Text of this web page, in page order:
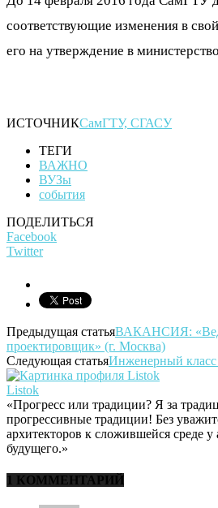
соответствующие изменения в
его на утверждение в
ИСТОЧНИКСамГТУ, СГАСУ
ТЕГИ
ВАЖНО
ВУЗы
события
ПОДЕЛИТЬСЯ
Facebook
Twitter
Предыдущая статьяВАКАНСИЯ:
проектировщик» (г. Москва)
Следующая статьяИнженерный класс
Listok
«Прогресс или традиции? Я за
прогрессивные традиции! Без
архитекторов к сложившейся среде у
будущего.»
1 КОММЕНТАРИЙ